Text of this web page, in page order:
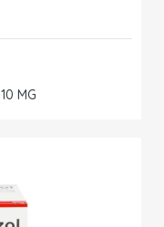
MG